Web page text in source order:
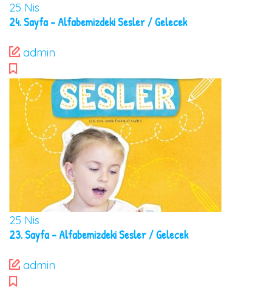
25 Nis
24. Sayfa – Alfabemizdeki Sesler / Gelecek
admin
25 Nis
23. Sayfa – Alfabemizdeki Sesler / Gelecek
admin